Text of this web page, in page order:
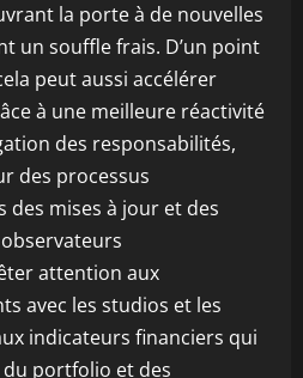
la porte à de nouvelles
un souffle frais. D’un point
peut aussi accélérer
à une meilleure réactivité
des responsabilités,
des processus
des mises à jour et des
attention aux
avec les studios et les
indicateurs financiers qui
portfolio et des